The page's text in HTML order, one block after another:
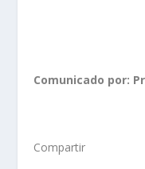
Comunicado por:
Compartir